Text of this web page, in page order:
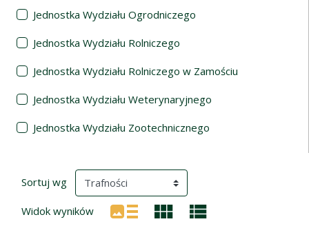
Jednostka Wydziału Ogrodniczego
Jednostka Wydziału Rolniczego
Jednostka Wydziału Rolniczego w Zamościu
Jednostka Wydziału Weterynaryjnego
Jednostka Wydziału Zootechnicznego
Wyniki wyszukiwania
Sortuj wg (automatyczne przeładowanie treści)
Widok wyników